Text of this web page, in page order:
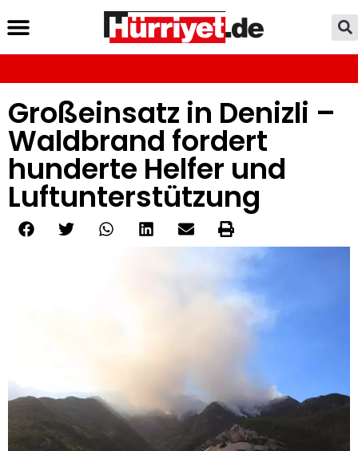
Großeinsatz in Denizli –
Waldbrand fordert
hunderte Helfer und
Luftunterstützung